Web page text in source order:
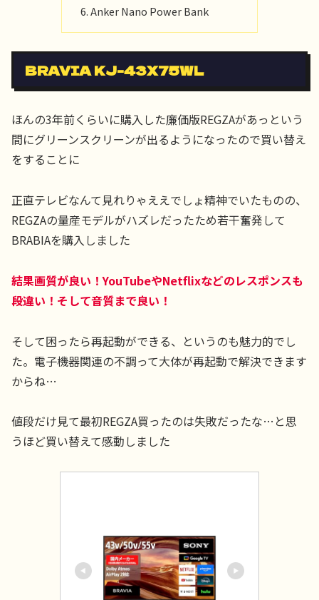
Anker Nano Power Bank
BRAVIA KJ-43X75WL
ほんの3年前くらいに購入した廉価版REGZAがあっという
間にグリーンスクリーンが出るようになったので買い替え
をすることに
正直テレビなんて見れりゃええでしょ精神でいたものの、
REGZAの量産モデルがハズレだったため若干奮発して
BRABIAを購入しました
結果画質が良い！YouTubeやNetflixなどのレスポンスも
段違い！そして音質まで良い！
そして困ったら再起動ができる、というのも魅力的でし
た。電子機器関連の不調って大体が再起動で解決できます
からね…
値段だけ見て最初REGZA買ったのは失敗だったな…と思
うほど買い替えて感動しました